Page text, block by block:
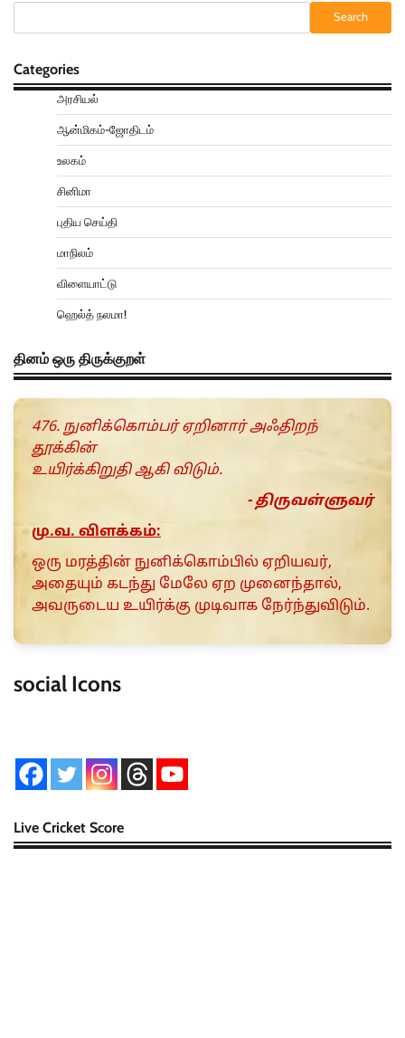
Search
Categories
அரசியல்
ஆன்மிகம்-ஜோதிடம்
உலகம்
சினிமா
புதிய செய்தி
மாநிலம்
விளையாட்டு
ஹெல்த் நலமா!
தினம் ஒரு திருக்குறள்
476. நுனிக்கொம்பர் ஏறினார் அஃதிறந்
தூக்கின்
உயிர்க்கிறுதி ஆகி விடும்.
- திருவள்ளுவர்
மு.வ. விளக்கம்:
ஒரு மரத்தின் நுனிக்கொம்பில் ஏறியவர்,
அதையும் கடந்து மேலே ஏற முனைந்தால்,
அவருடைய உயிர்க்கு முடிவாக நேர்ந்துவிடும்.
social Icons
Live Cricket Score